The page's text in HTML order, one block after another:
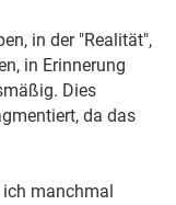
in der "Realität",
in Erinnerung
Dies
da das
manchmal